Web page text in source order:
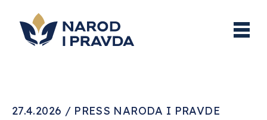
27.4.2026 / PRESS NARODA I PRAVDE